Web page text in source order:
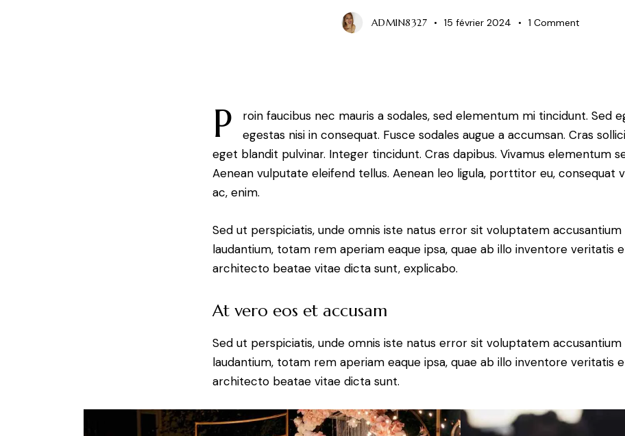
ADMIN8327 15 février 2024 1 Comment
P
roin faucibus nec mauris a sodales, sed elementum mi tincidunt. Sed
egestas nisi in consequat. Fusce sodales augue a accumsan. Cras
eget blandit pulvinar. Integer tincidunt. Cras dapibus. Vivamus elementum
Aenean vulputate eleifend tellus. Aenean leo ligula, porttitor eu, consequat
ac, enim.
Sed ut perspiciatis, unde omnis iste natus error sit voluptatem
laudantium, totam rem aperiam eaque ipsa, quae ab illo inventore veritatis
architecto beatae vitae dicta sunt, explicabo.
At vero eos et accusam
Sed ut perspiciatis, unde omnis iste natus error sit voluptatem
laudantium, totam rem aperiam eaque ipsa, quae ab illo inventore veritatis
architecto beatae vitae dicta sunt.